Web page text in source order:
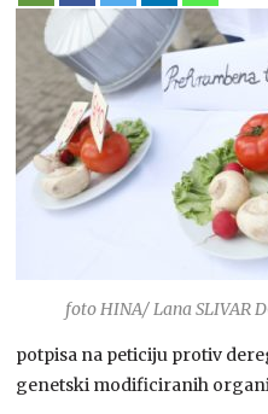
foto HINA/ Lana SLIVAR
potpisa na peticiju protiv
genetski modificiranih